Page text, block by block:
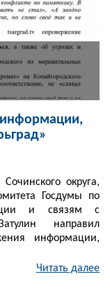
округа,
Госдумы по
и связям с
направил
информации,
Читать далее